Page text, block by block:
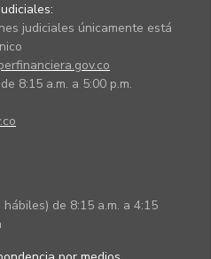
judiciales únicamente está
8:15 a.m. a 5:00 p.m.
de 8:15 a.m. a 4:15